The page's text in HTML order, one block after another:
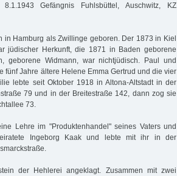
Gefängnis Fuhlsbüttel, Auschwitz, KZ
in Hamburg als Zwillinge geboren. Der 1873 in Kiel
jüdischer Herkunft, die 1871 in Baden geborene
geborene Widmann, war nichtjüdisch. Paul und
fünf Jahre ältere Helene Emma Gertrud und die vier
lebte seit Oktober 1918 in Altona-Altstadt in der
79 und in der Breitestraße 142, dann zog sie
73.
Lehre im "Produktenhandel" seines Vaters und
Ingeborg Kaak und lebte mit ihr in der
der Hehlerei angeklagt. Zusammen mit zwei